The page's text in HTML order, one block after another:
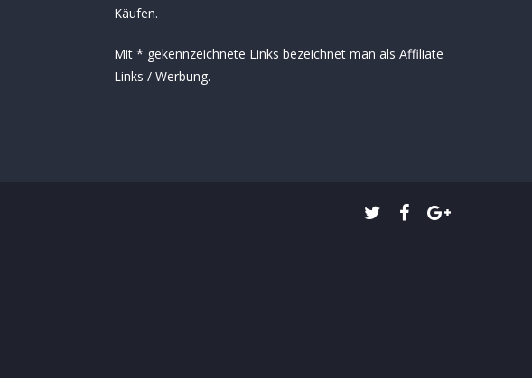
Käufen.
Mit * gekennzeichnete Links bezeichnet man als Affiliate
Links / Werbung.